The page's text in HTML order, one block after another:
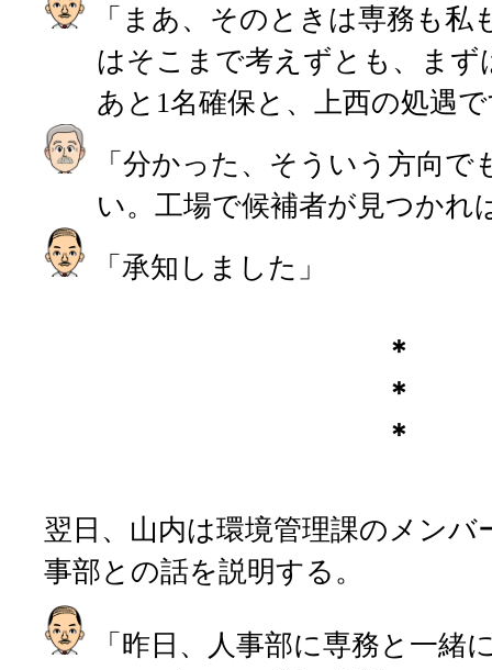
「まあ、そのときは専務も私
はそこまで考えずとも、まず
あと1名確保と、上西の処遇
「分かった、そういう方向で
い。工場で候補者が見つかれ
「承知しました」
＊
＊
＊
翌日、山内は環境管理課のメンバ
事部との話を説明する。
「昨日、人事部に専務と一緒